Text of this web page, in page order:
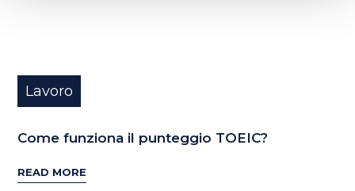
Lavoro
Come funziona il punteggio TOEIC?
READ MORE